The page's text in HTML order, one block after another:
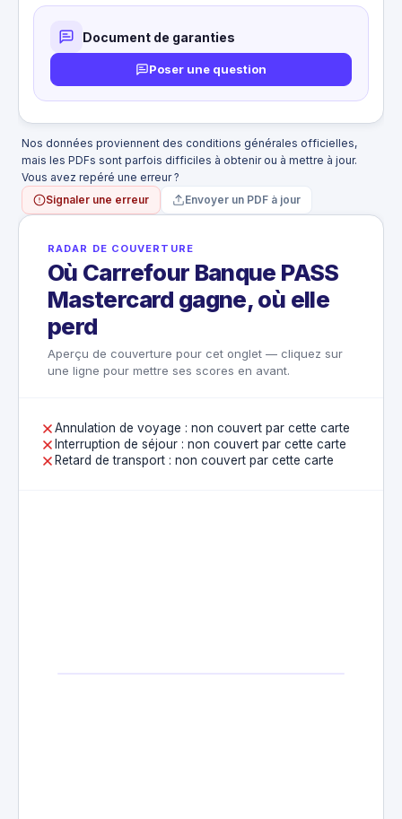
acheminement
Accidents à bord d'un avion loué à titre
Conséquences d'une maladie ou d'une
intervention chirurgicale
Document de garanties
Poser une question
Nos données proviennent des conditions générales officielles,
mais les PDFs sont parfois difficiles à obtenir ou à mettre à jour.
Vous avez repéré une erreur ?
Signaler une erreur
Envoyer un PDF à jour
RADAR DE COUVERTURE
Où Carrefour Banque PASS
Mastercard gagne, où elle
perd
Aperçu de couverture pour cet onglet — cliquez sur
une ligne pour mettre ses scores en avant.
Annulation de voyage : non couvert par cette carte
Interruption de séjour : non couvert par cette carte
Retard de transport : non couvert par cette carte